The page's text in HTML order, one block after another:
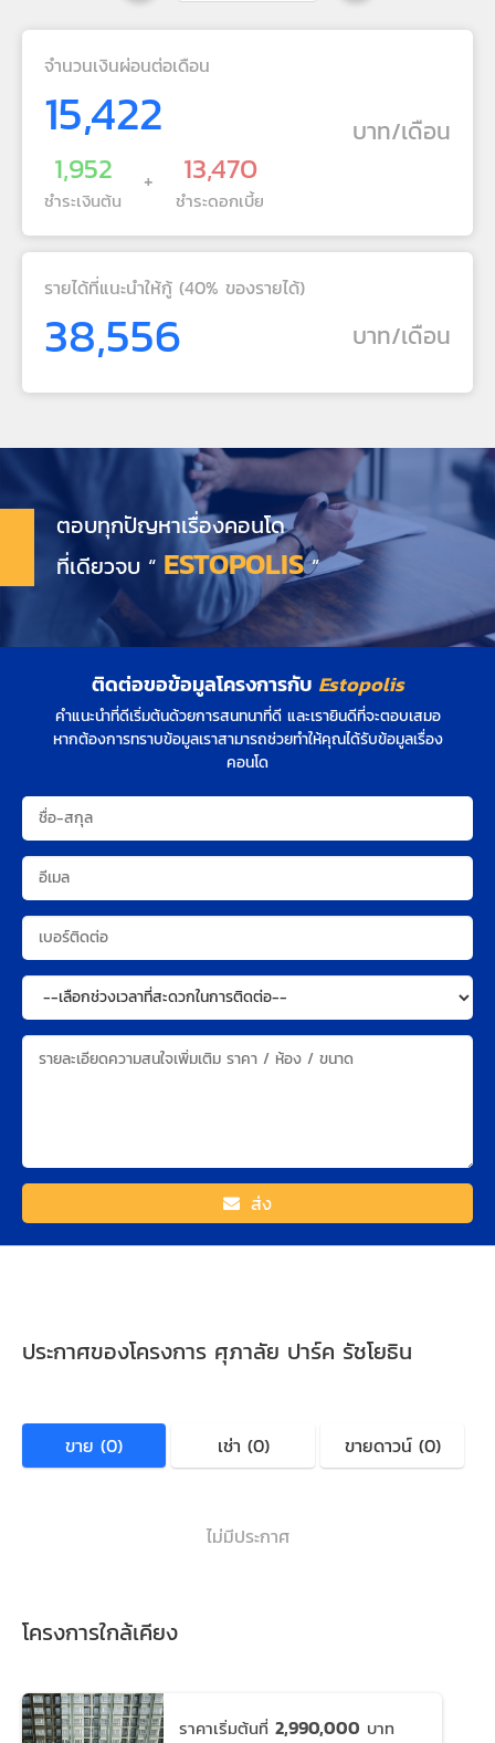
จำนวนเงินผ่อนต่อเดือน
15,422 บาท/เดือน
1,952
ชำระเงินต้น
+ 13,470
ชำระดอกเบี้ย
รายได้ที่แนะนำให้กู้ (40% ของรายได้)
38,556 บาท/เดือน
ตอบทุกปัญหาเรื่องคอนโด
ที่เดียวจบ “ ESTOPOLIS”
ติดต่อขอข้อมูลโครงการกับ Estopolis
คำแนะนำที่ดีเริ่มต้นด้วยการสนทนาที่ดี และเรายินดีที่จะตอบเสมอ
หากต้องการทราบข้อมูลเราสามารถช่วยทำให้คุณได้รับข้อมูลเรื่อง
คอนโด
ส่ง
ประกาศของโครงการ ศุภาลัย ปาร์ค รัชโยธิน
ขาย (0) เช่า (0) ขายดาวน์ (0)
ไม่มีประกาศ
โครงการใกล้เคียง
ราคาเริ่มต้นที่ 2,990,000 บาท